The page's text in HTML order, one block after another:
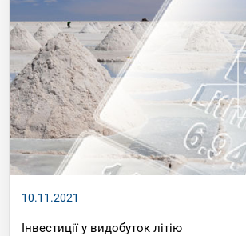
10.11.2021
Інвестиції у видобуток літію